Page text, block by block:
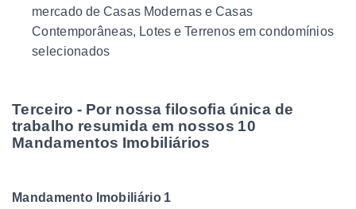
mercado de Casas Modernas e Casas
Contemporâneas, Lotes e Terrenos em condomínios
selecionados
Terceiro - Por nossa filosofia única de
trabalho resumida em nossos 10
Mandamentos Imobiliários
Mandamento Imobiliário 1